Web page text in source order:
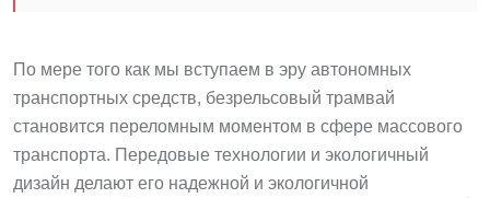
По мере того как мы вступаем в эру автономных
транспортных средств, безрельсовый трамвай
становится переломным моментом в сфере массового
транспорта. Передовые технологии и экологичный
дизайн делают его надежной и экологичной